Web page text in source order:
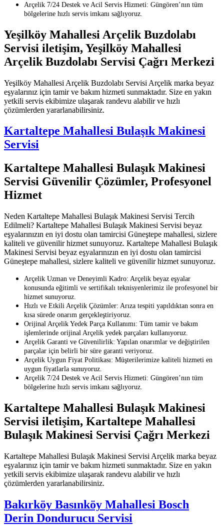
Arçelik 7/24 Destek ve Acil Servis Hizmeti: Güngören’nın tüm
bölgelerine hızlı servis imkanı sağlıyoruz.
Yeşilköy Mahallesi Arçelik Buzdolabı
Servisi iletişim, Yeşilköy Mahallesi
Arçelik Buzdolabı Servisi Çağrı Merkezi
Yeşilköy Mahallesi Arçelik Buzdolabı Servisi Arçelik marka beyaz
eşyalarınız için tamir ve bakım hizmeti sunmaktadır. Size en yakın
yetkili servis ekibimize ulaşarak randevu alabilir ve hızlı
çözümlerden yararlanabilirsiniz.
Kartaltepe Mahallesi Bulaşık Makinesi
Servisi
Kartaltepe Mahallesi Bulaşık Makinesi
Servisi Güvenilir Çözümler, Profesyonel
Hizmet
Neden Kartaltepe Mahallesi Bulaşık Makinesi Servisi Tercih
Edilmeli? Kartaltepe Mahallesi Bulaşık Makinesi Servisi beyaz
eşyalarınızın en iyi dostu olan tamircisi Güneştepe mahallesi, sizlere
kaliteli ve güvenilir hizmet sunuyoruz. Kartaltepe Mahallesi Bulaşık
Makinesi Servisi beyaz eşyalarınızın en iyi dostu olan tamircisi
Güneştepe mahallesi, sizlere kaliteli ve güvenilir hizmet sunuyoruz.
Arçelik Uzman ve Deneyimli Kadro: Arçelik beyaz eşyalar
konusunda eğitimli ve sertifikalı teknisyenlerimiz ile profesyonel bir
hizmet sunuyoruz.
Hızlı ve Etkili Arçelik Çözümler: Arıza tespiti yapıldıktan sonra en
kısa sürede onarım gerçekleştiriyoruz.
Orijinal Arçelik Yedek Parça Kullanımı: Tüm tamir ve bakım
işlemlerinde orijinal Arçelik yedek parçaları kullanıyoruz.
Arçelik Garanti ve Güvenilirlik: Yapılan onarımlar ve değiştirilen
parçalar için belirli bir süre garanti veriyoruz.
Arçelik Uygun Fiyat Politikası: Müşterilerimize kaliteli hizmeti en
uygun fiyatlarla sunuyoruz.
Arçelik 7/24 Destek ve Acil Servis Hizmeti: Güngören’nın tüm
bölgelerine hızlı servis imkanı sağlıyoruz.
Kartaltepe Mahallesi Bulaşık Makinesi
Servisi iletişim, Kartaltepe Mahallesi
Bulaşık Makinesi Servisi Çağrı Merkezi
Kartaltepe Mahallesi Bulaşık Makinesi Servisi Arçelik marka beyaz
eşyalarınız için tamir ve bakım hizmeti sunmaktadır. Size en yakın
yetkili servis ekibimize ulaşarak randevu alabilir ve hızlı
çözümlerden yararlanabilirsiniz.
Bakırköy Basınköy Mahallesi Bosch
Derin Dondurucu Servisi